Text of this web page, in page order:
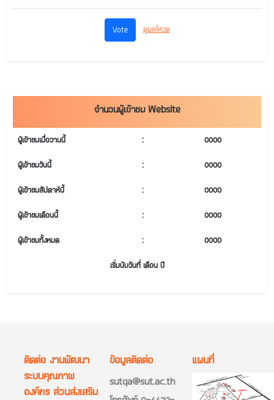
ดูผลโหวด
จำนวนผู้เข้าชม Website
ผู้เข้าชมเมื่อวานนี้ : 0000
ผู้เข้าชมวันนี้ : 0000
ผู้เข้าชมสัปดาห์นี้ : 0000
ผู้เข้าชมเดือนนี้ : 0000
ผู้เข้าชมทั้งหมด : 0000
เริ่มนับวันที่ เดือน ปี
ติดต่อ งานพัฒนา
ระบบคุณภาพ
องค์กร ส่วนส่งเสริม
ข้อมูลติดต่อ
sutqa@sut.ac.th
แผนที่